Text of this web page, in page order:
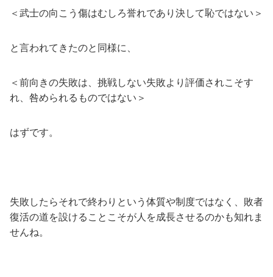
＜武士の向こう傷はむしろ誉れであり決して恥ではない＞
と言われてきたのと同様に、
＜前向きの失敗は、挑戦しない失敗より評価されこそす
れ、咎められるものではない＞
はずです。
失敗したらそれで終わりという体質や制度ではなく、敗者
復活の道を設けることこそが人を成長させるのかも知れま
せんね。